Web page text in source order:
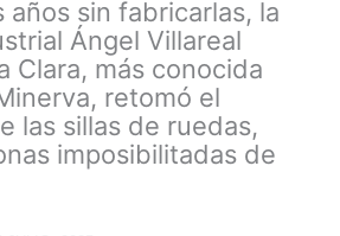
años sin fabricarlas, la
Ángel Villareal
Clara, más conocida
retomó el
las sillas de ruedas,
imposibilitadas de